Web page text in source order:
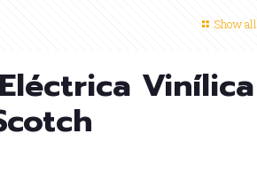
Show all
Vinílica